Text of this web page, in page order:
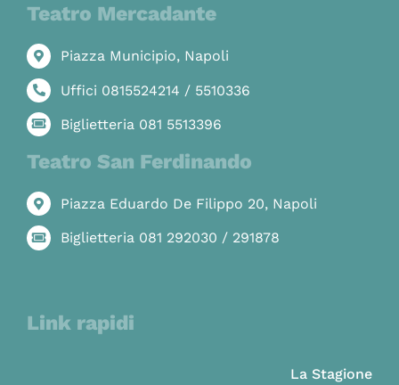
Teatro Mercadante
Piazza Municipio, Napoli
Uffici 0815524214 / 5510336
Biglietteria 081 5513396
Teatro San Ferdinando
Piazza Eduardo De Filippo 20, Napoli
Biglietteria 081 292030 / 291878
Link rapidi
La Stagione